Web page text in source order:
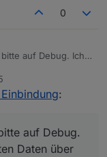
eben diese
ist nichts passiert.
auch massiv
0
auf Debug. Ich
:
auf Debug.
Daten über